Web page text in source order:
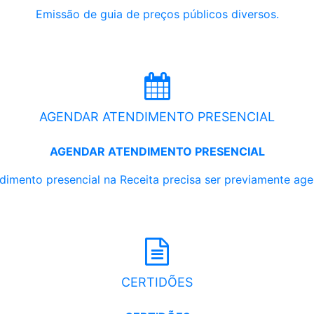
Emissão de guia de preços públicos diversos.
AGENDAR ATENDIMENTO PRESENCIAL
AGENDAR ATENDIMENTO PRESENCIAL
presencial na Receita precisa ser previamente
CERTIDÕES